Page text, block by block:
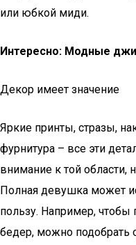
или юбкой миди.
Интересно: Модные
Декор имеет значение
Яркие принты, стразы,
фурнитура – все эти
внимание к той области,
Полная девушка может
пользу. Например,
бедер, можно подобрать